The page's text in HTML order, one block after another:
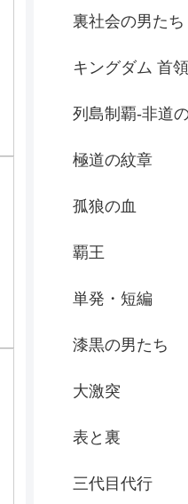
裏社会の男たち
キングダム 首
列島制覇-非道
極道の紋章
孤狼の血
覇王
単発・短編
漆黒の男たち
大激突
表と裏
三代目代行